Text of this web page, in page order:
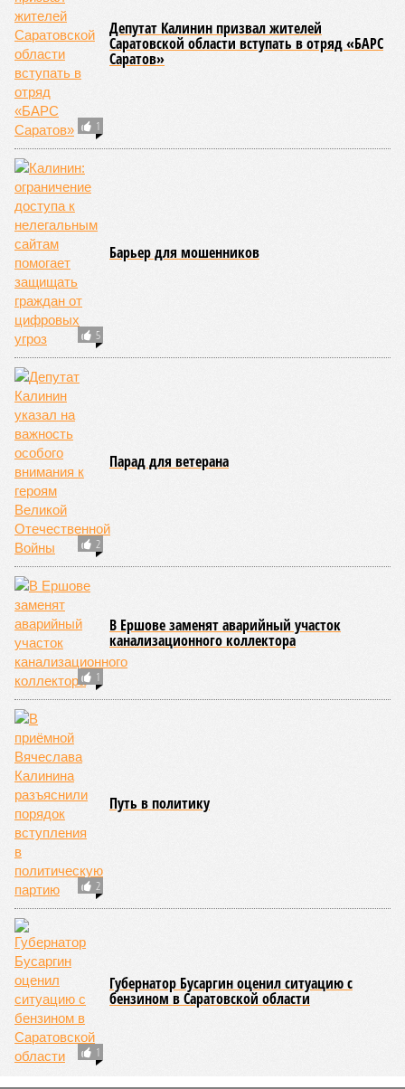
4 июня в Саратовской областной думе прошли депутатские
слушания по вопросам цифровой безопасности и
противодействия кибермошенничеству. Участники обсудили
действующие механизмы защиты граждан от угроз в цифровом
пространстве, а также меры по повышению эффективности
профилактики интернет-правонарушений.
В ходе заседания было
квартала 2026 года число киберпреступлений в
Саратовской области сократилось на 24%. Положительная
динамика наблюдается и в сфере цифрового просвещения.
Более 120 тысяч школьников стали участниками
образовательных программ «Урок цифры» и «Цифровой
ликбез», направленных на формирование культуры
безопасного поведения в интернете. Отдельной темой
обсуждения стало дистанционное мошенничество.
Специалисты сообщили, что около 67% мошеннических
звонков совершается через мессенджеры. Вместе с тем
меры по выявлению и блокировке опасных интернет-
ресурсов позволили почти на треть сократить количество
подобных преступлений. Важным элементом системы
цифровой безопасности остаётся межведомственное
взаимодействие. Так, Банк России выявляет
подозрительные телефонные номера и интернет-сайты,
после чего направляет сведения операторам связи,
регистраторам доменных имён и в Генеральную
прокуратуру РФ для принятия необходимых мер.
Подводя итоги слушаний, член Общественного совета при
Федеральной службе по контролю за алкогольным и
табачным рынками, депутат Саратовской областной думы
Вячеслав Калининподчеркнул, что значительная часть
современных угроз переместилась в цифровое
пространство.
«Сегодня интернет используется не только для
коммуникаций и получения информации, но, к
сожалению, и для противоправной деятельности. Речь
идёт о мошенничестве, распространении
иных нарушениях законодательства. Поэтому
своевременное выявление и ограничение доступа к
таким ресурсам является важной частью общей
Парламентарий также отметил особую значимость борьбы
с незаконным оборотом алкогольной и табачной продукции,
поскольку подобные нарушения несут риски не только для
соблюдения законодательства, но и для здоровья граждан.
По словам Калинина, противодействие контрафактной и
нелегальной продукции является важным элементом
защиты населения. Он отметил, что граждане должны быть
уверены в безопасности приобретаемых товаров, тогда как
злоумышленники всё активнее используют интернет для